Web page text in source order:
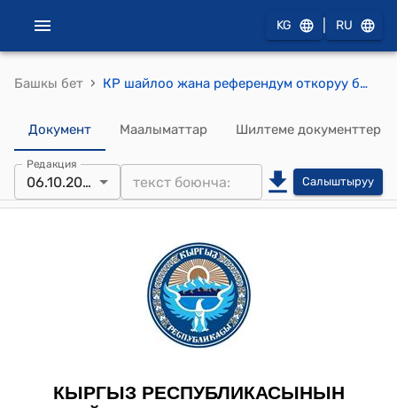
KG RU
Башкы бет › КР шайлоо жана референдум откоруу боюнча Борбордук комиссиясынын 2011-жылдын 6-октябрындагы № 336 "Кыргыз Республикасынын Президентинин кызмат ордуна талапкер К.К.Ташиевдин ишенимдүү адамдарын каттоо жөнүндө" токтому
Документ Маалыматтар Шилтеме документтер
Редакция
06.10.2011 Салыштыруу